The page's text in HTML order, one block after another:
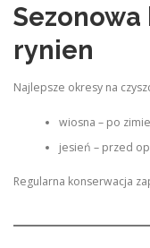
rynien
Najlepsze okresy na
wiosna – po zimie
jesień – przed
Regularna konserwacja